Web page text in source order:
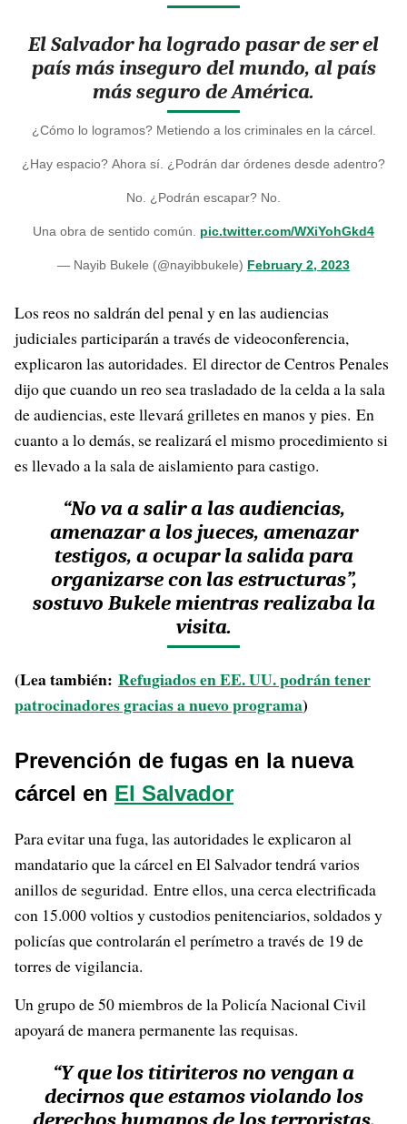
El Salvador ha logrado pasar de ser el
país más inseguro del mundo, al país
más seguro de América.
¿Cómo lo logramos? Metiendo a los criminales en la cárcel.
¿Hay espacio? Ahora sí. ¿Podrán dar órdenes desde adentro?
No. ¿Podrán escapar? No.
Una obra de sentido común. pic.twitter.com/WXiYohGkd4
— Nayib Bukele (@nayibbukele) February 2, 2023
Los reos no saldrán del penal y en las audiencias
judiciales participarán a través de videoconferencia,
explicaron las autoridades. El director de Centros Penales
dijo que cuando un reo sea trasladado de la celda a la sala
de audiencias, este llevará grilletes en manos y pies. En
cuanto a lo demás, se realizará el mismo procedimiento si
es llevado a la sala de aislamiento para castigo.
“No va a salir a las audiencias,
amenazar a los jueces, amenazar
testigos, a ocupar la salida para
organizarse con las estructuras”,
sostuvo Bukele mientras realizaba la
visita.
(Lea también: Refugiados en EE. UU. podrán tener
patrocinadores gracias a nuevo programa)
Prevención de fugas en la nueva
cárcel en El Salvador
Para evitar una fuga, las autoridades le explicaron al
mandatario que la cárcel en El Salvador tendrá varios
anillos de seguridad. Entre ellos, una cerca electrificada
con 15.000 voltios y custodios penitenciarios, soldados y
policías que controlarán el perímetro a través de 19 de
torres de vigilancia.
Un grupo de 50 miembros de la Policía Nacional Civil
apoyará de manera permanente las requisas.
“Y que los titiriteros no vengan a
decirnos que estamos violando los